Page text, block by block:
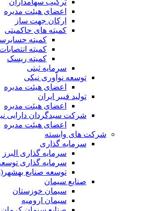
اعضای هیئت مدیره
ارکان جهت ساز
کمیته های حاکمیتی
کمیته
کمیته انتصابات
کمیته ریسک
سرمایه ثبتی
توسعه نوآوری نیکی
اعضای هیئت مدیره
تولید فیبر ایران
اعضای هیئت مدیره
شرکت سبدگردان دارایی
اعضای هیئت مدیره
شرکت های وابسته
سرمایه گذاری
سرمایه گذاری البرز
سرمایه گذاری
توسعه‌ صنایع‌
صنایع سیمان
سیمان خوزستان
سیمان ارومیه